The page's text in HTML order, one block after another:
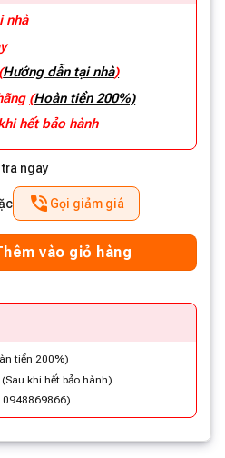
nhà
(Hướng dẫn tại nhà)
(Hoàn tiền 200%)
hết bảo hành
ngay
Gọi giảm giá
vào giỏ hàng
tiền 200%)
(Sau khi hết bảo hành)
0948869866)